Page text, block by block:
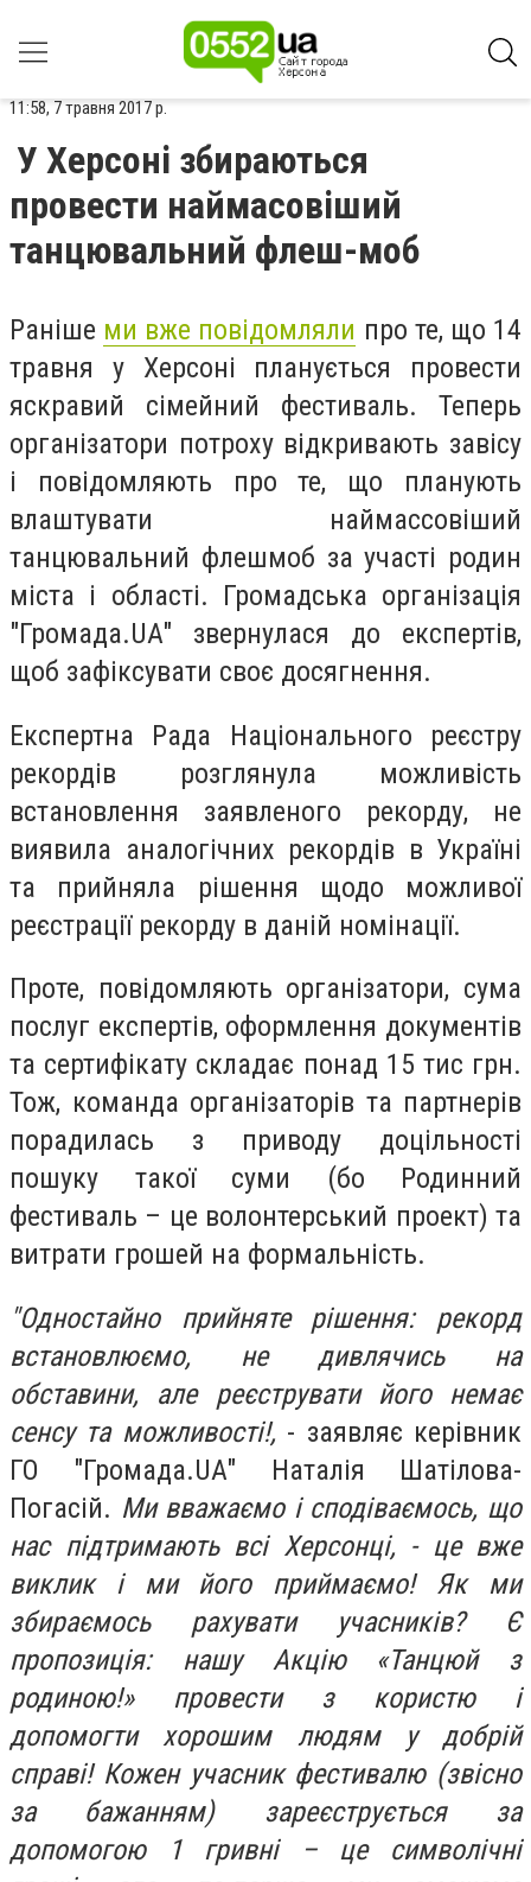
11:58, 7 травня 2017 р.
У Херсоні збираються
провести наймасовіший
танцювальний флеш-моб
Раніше ми вже повідомляли про те, що 14
травня у Херсоні планується провести
яскравий сімейний фестиваль. Теперь
організатори потроху відкривають завісу
і повідомляють про те, що планують
влаштувати наймассовіший
танцювальний флешмоб за участі родин
міста і області. Громадська організація
"Громада.UA" звернулася до експертів,
щоб зафіксувати своє досягнення.
Експертна Рада Національного реєстру
рекордів розглянула можливість
встановлення заявленого рекорду, не
виявила аналогічних рекордів в Україні
та прийняла рішення щодо можливої
реєстрації рекорду в даній номінації.
Проте, повідомляють організатори, сума
послуг експертів, оформлення документів
та сертифікату складає понад 15 тис грн.
Тож, команда організаторів та партнерів
порадилась з приводу доцільності
пошуку такої суми (бо Родинний
фестиваль – це волонтерський проект) та
витрати грошей на формальність.
"Одностайно прийняте рішення: рекорд
встановлюємо, не дивлячись на
обставини, але реєструвати його немає
сенсу та можливості!, - заявляє керівник
ГО "Громада.UA" Наталія Шатілова-
Погасій. Ми вважаємо і сподіваємось, що
нас підтримають всі Херсонці, - це вже
виклик і ми його приймаємо! Як ми
збираємось рахувати учасників? Є
пропозиція: нашу Акцію «Танцюй з
родиною!» провести з користю і
допомогти хорошим людям у добрій
справі! Кожен учасник фестивалю (звісно
за бажанням) зареєструється за
допомогою 1 гривні – це символічні